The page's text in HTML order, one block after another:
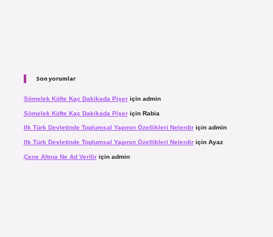
Son yorumlar
Sömelek Köfte Kaç Dakikada Pişeriçin admin
Sömelek Köfte Kaç Dakikada Pişeriçin Rabia
Ilk Türk Devletinde Toplumsal Yapının Özellikleri Nelerdiriçin admin
Ilk Türk Devletinde Toplumsal Yapının Özellikleri Nelerdiriçin Ayaz
Çene Altına Ne Ad Veriliriçin admin